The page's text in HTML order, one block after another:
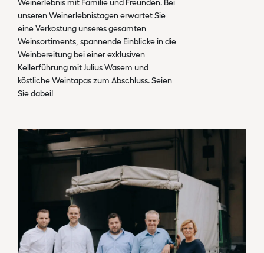
Weinerlebnis mit Familie und Freunden. Bei
unseren Weinerlebnistagen erwartet Sie
eine Verkostung unseres gesamten
Weinsortiments, spannende Einblicke in die
Weinbereitung bei einer exklusiven
Kellerführung mit Julius Wasem und
köstliche Weintapas zum Abschluss. Seien
Sie dabei!